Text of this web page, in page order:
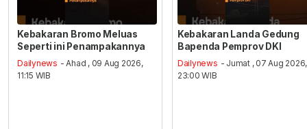
Kebakaran Bromo Meluas
Seperti ini Penampakannya
Dailynews - Ahad , 09 Aug 2026,
11:15 WIB
Kebakaran Landa Gedung
Bapenda Pemprov DKI
Dailynews - Jumat , 07 Aug 2026,
23:00 WIB